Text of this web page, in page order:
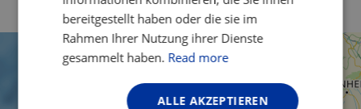
bereitgestellt haben oder die sie im
Rahmen Ihrer Nutzung ihrer Dienste
gesammelt haben. Read more
ALLE AKZEPTIEREN